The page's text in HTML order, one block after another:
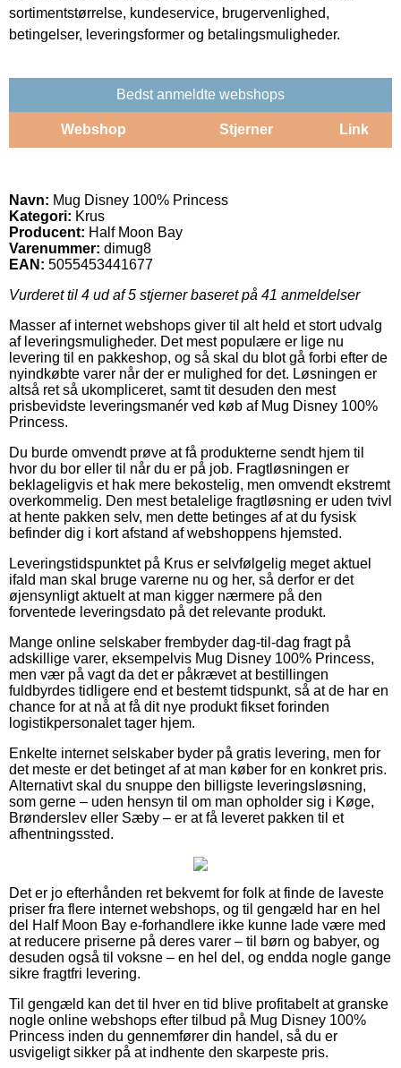
sortimentstørrelse, kundeservice, brugervenlighed,
betingelser, leveringsformer og betalingsmuligheder.
Bedst anmeldte webshops
Webshop Stjerner Link
Navn: Mug Disney 100% Princess
Kategori: Krus
Producent: Half Moon Bay
Varenummer: dimug8
EAN: 5055453441677
Vurderet til 4 ud af 5 stjerner baseret på 41 anmeldelser
Masser af internet webshops giver til alt held et stort udvalg
af leveringsmuligheder. Det mest populære er lige nu
levering til en pakkeshop, og så skal du blot gå forbi efter de
nyindkøbte varer når der er mulighed for det. Løsningen er
altså ret så ukompliceret, samt tit desuden den mest
prisbevidste leveringsmanér ved køb af Mug Disney 100%
Princess.
Du burde omvendt prøve at få produkterne sendt hjem til
hvor du bor eller til når du er på job. Fragtløsningen er
beklageligvis et hak mere bekostelig, men omvendt ekstremt
overkommelig. Den mest betalelige fragtløsning er uden tvivl
at hente pakken selv, men dette betinges af at du fysisk
befinder dig i kort afstand af webshoppens hjemsted.
Leveringstidspunktet på Krus er selvfølgelig meget aktuel
ifald man skal bruge varerne nu og her, så derfor er det
øjensynligt aktuelt at man kigger nærmere på den
forventede leveringsdato på det relevante produkt.
Mange online selskaber frembyder dag-til-dag fragt på
adskillige varer, eksempelvis Mug Disney 100% Princess,
men vær på vagt da det er påkrævet at bestillingen
fuldbyrdes tidligere end et bestemt tidspunkt, så at de har en
chance for at nå at få dit nye produkt fikset forinden
logistikpersonalet tager hjem.
Enkelte internet selskaber byder på gratis levering, men for
det meste er det betinget af at man køber for en konkret pris.
Alternativt skal du snuppe den billigste leveringsløsning,
som gerne – uden hensyn til om man opholder sig i Køge,
Brønderslev eller Sæby – er at få leveret pakken til et
afhentningssted.
Det er jo efterhånden ret bekvemt for folk at finde de laveste
priser fra flere internet webshops, og til gengæld har en hel
del Half Moon Bay e-forhandlere ikke kunne lade være med
at reducere priserne på deres varer – til børn og babyer, og
desuden også til voksne – en hel del, og endda nogle gange
sikre fragtfri levering.
Til gengæld kan det til hver en tid blive profitabelt at granske
nogle online webshops efter tilbud på Mug Disney 100%
Princess inden du gennemfører din handel, så du er
usvigeligt sikker på at indhente den skarpeste pris.